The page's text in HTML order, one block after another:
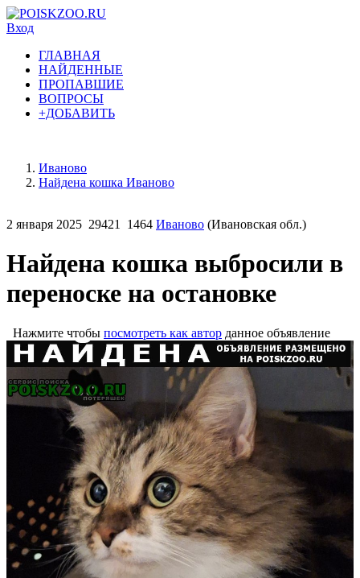
Вход
ГЛАВНАЯ
НАЙДЕННЫЕ
ПРОПАВШИЕ
ВОПРОСЫ
+ДОБАВИТЬ
Иваново
Найдена кошка Иваново
2 января 2025 29421 1464 Иваново (Ивановская обл.)
Найдена кошка выбросили в
переноске на остановке
Нажмите чтобы посмотреть как автор данное объявление